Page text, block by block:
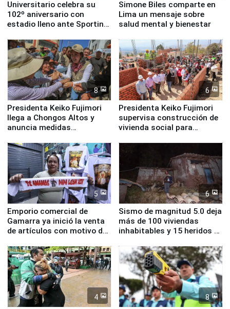
Universitario celebra su
102º aniversario con
estadio lleno ante Sporting
Simone Biles comparte en
Lima un mensaje sobre
salud mental y bienestar
8
Presidenta Keiko Fujimori
llega a Chongos Altos y
anuncia medidas
educación, salud y empleo
6
Presidenta Keiko Fujimori
supervisa construcción de
vivienda social para
5
Emporio comercial de
Gamarra ya inició la venta
de artículos con motivo de
6
Sismo de magnitud 5.0 deja
más de 100 viviendas
inhabitables y 15 heridos en
4 8